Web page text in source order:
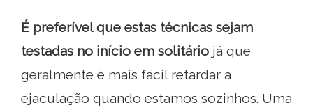
É preferível que estas técnicas sejam
testadas no início em solitário já que
geralmente é mais fácil retardar a
ejaculação quando estamos sozinhos. Uma